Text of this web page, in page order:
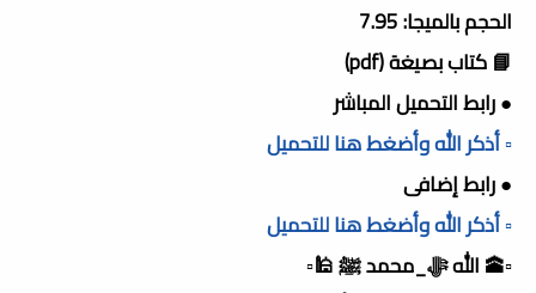
الحجم بالميجا: 7.95
📘 كتاب بصيغة (pdf)
● رابط التحميل المباشر
▫️ أذكر الله وأضغط هنا للتحميل
● رابط إضافى
▫️ أذكر الله وأضغط هنا للتحميل
▫️🕋 الله ﷻ_محمد ﷺ 🕌▫️